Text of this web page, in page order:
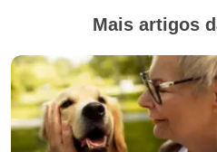
Mais artigos